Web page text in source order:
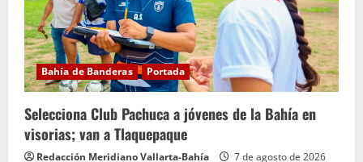
Bahía de Banderas Portada
Selecciona Club Pachuca a jóvenes de la Bahía en
visorias; van a Tlaquepaque
Redacción Meridiano Vallarta-Bahía 7 de agosto de 2026